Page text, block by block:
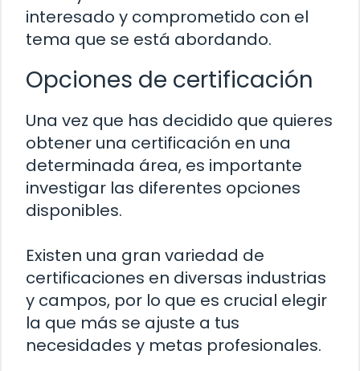
interesado y comprometido con el
tema que se está abordando.
Opciones de certificación
Una vez que has decidido que quieres
obtener una certificación en una
determinada área, es importante
investigar las diferentes opciones
disponibles.
Existen una gran variedad de
certificaciones en diversas industrias
y campos, por lo que es crucial elegir
la que más se ajuste a tus
necesidades y metas profesionales.